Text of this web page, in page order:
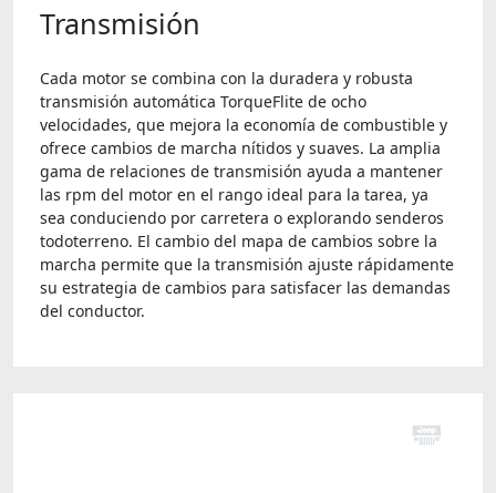
Transmisión
Cada motor se combina con la duradera y robusta
transmisión automática TorqueFlite de ocho
velocidades, que mejora la economía de combustible y
ofrece cambios de marcha nítidos y suaves. La amplia
gama de relaciones de transmisión ayuda a mantener
las rpm del motor en el rango ideal para la tarea, ya
sea conduciendo por carretera o explorando senderos
todoterreno. El cambio del mapa de cambios sobre la
marcha permite que la transmisión ajuste rápidamente
su estrategia de cambios para satisfacer las demandas
del conductor.